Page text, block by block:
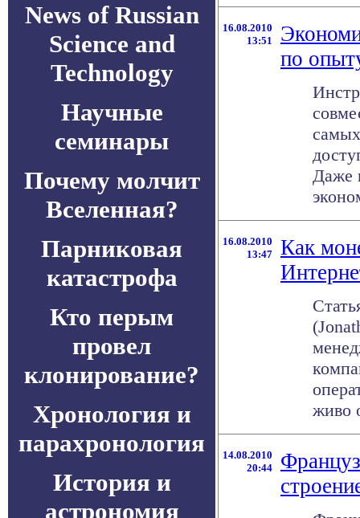
News of Russian
Science and
Technology
Научные
семинары
Почему молчит
Вселенная?
Парниковая
катастрофа
Кто перым
провел
клонирование?
Хронология и
парахронология
История и
астрономия
16.08.2010
13:51
по
Даже
16.08.2010
13:47
Как
живо
14.08.2010
20:44